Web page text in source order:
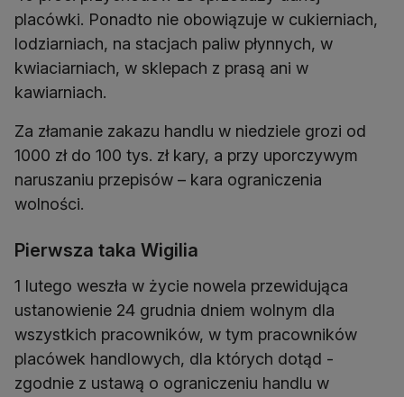
placówki. Ponadto nie obowiązuje w cukierniach,
lodziarniach, na stacjach paliw płynnych, w
kwiaciarniach, w sklepach z prasą ani w
kawiarniach.
Za złamanie zakazu handlu w niedziele grozi od
1000 zł do 100 tys. zł kary, a przy uporczywym
naruszaniu przepisów – kara ograniczenia
wolności.
Pierwsza taka Wigilia
1 lutego weszła w życie nowela przewidująca
ustanowienie 24 grudnia dniem wolnym dla
wszystkich pracowników, w tym pracowników
placówek handlowych, dla których dotąd -
zgodnie z ustawą o ograniczeniu handlu w